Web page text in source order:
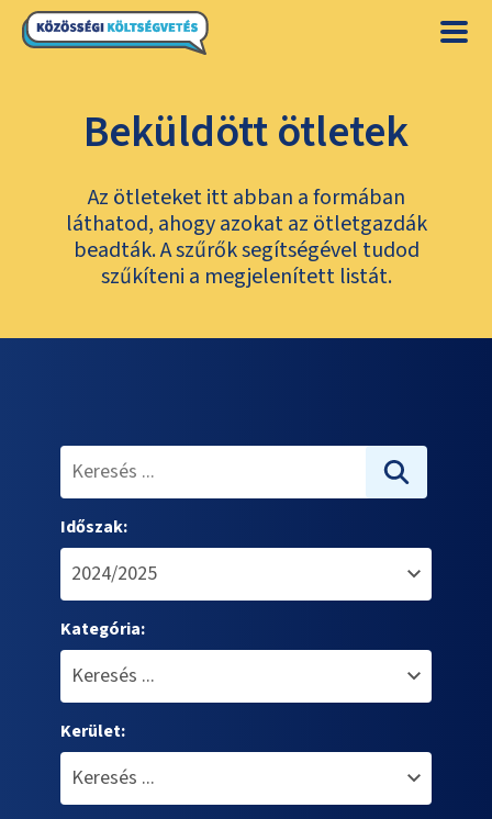
Beküldött ötletek
Az ötleteket itt abban a formában
láthatod, ahogy azokat az ötletgazdák
beadták. A szűrők segítségével tudod
szűkíteni a megjelenített listát.
Időszak:
Kategória:
Kerület: